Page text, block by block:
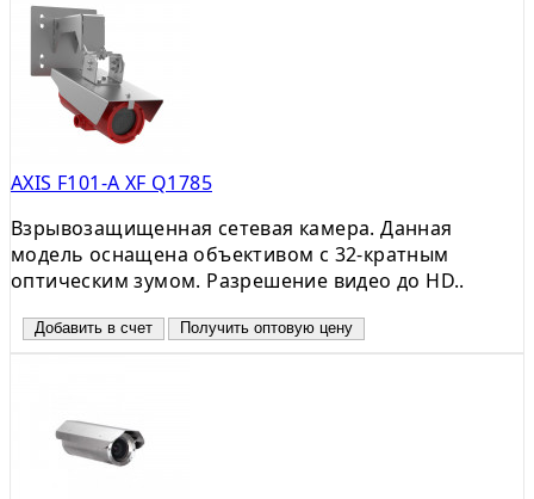
AXIS F101-A XF Q1785
Взрывозащищенная сетевая камера. Данная
модель оснащена объективом c 32-кратным
оптическим зумом. Разрешение видео до HD..
Добавить в счет Получить оптовую цену